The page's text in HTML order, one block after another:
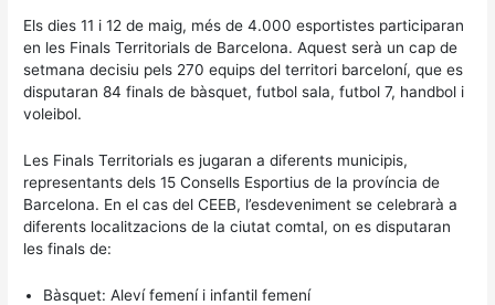
Els dies 11 i 12 de maig, més de 4.000 esportistes participaran
en les Finals Territorials de Barcelona. Aquest serà un cap de
setmana decisiu pels 270 equips del territori barceloní, que es
disputaran 84 finals de bàsquet, futbol sala, futbol 7, handbol i
voleibol.
Les Finals Territorials es jugaran a diferents municipis,
representants dels 15 Consells Esportius de la província de
Barcelona. En el cas del CEEB, l’esdeveniment se celebrarà a
diferents localitzacions de la ciutat comtal, on es disputaran
les finals de:
Bàsquet: Aleví femení i infantil femení